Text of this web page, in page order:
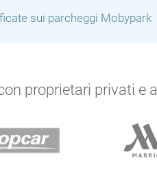
sui parcheggi Mobypark
proprietari privati e